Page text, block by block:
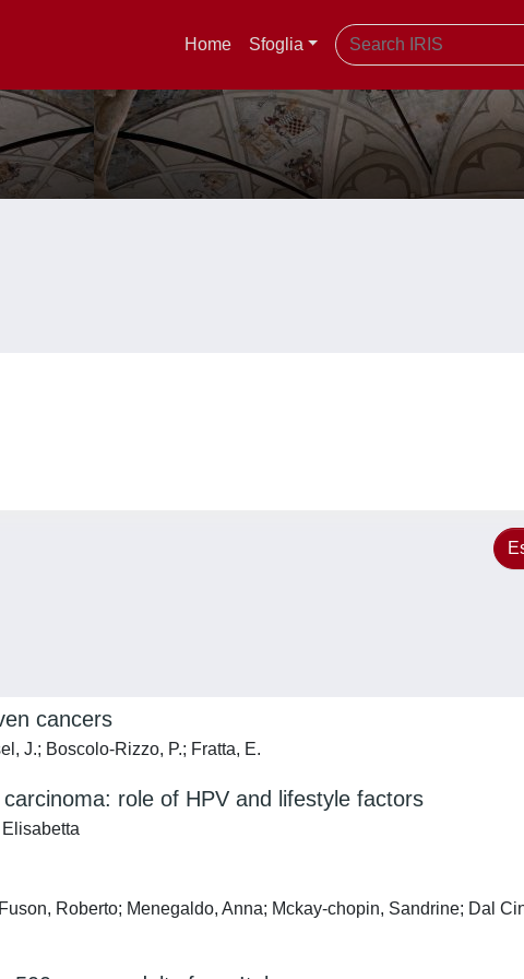
Home Sfoglia
cancers
J.; Boscolo-Rizzo, P.; Fratta, E.
role of HPV and lifestyle factors
Roberto; Menegaldo, Anna; Mckay-chopin, Sandrine; Dal